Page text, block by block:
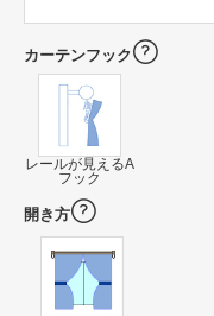
カーテンフック
レールが見えるA
フック
開き方